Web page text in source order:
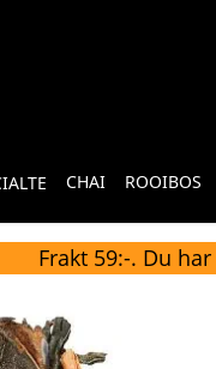
CHAI ROOIBOS
Frakt 59:-. Du har